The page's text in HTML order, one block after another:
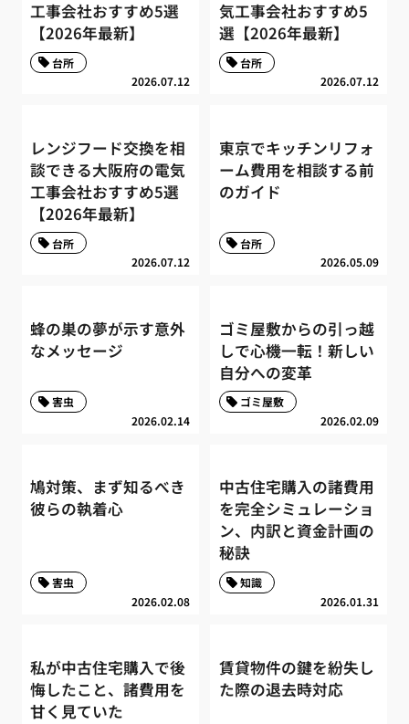
工事会社おすすめ5選
【2026年最新】
2026.07.12
台所
気工事会社おすすめ5
選【2026年最新】
2026.07.12
台所
レンジフード交換を相
談できる大阪府の電気
工事会社おすすめ5選
【2026年最新】
2026.07.12
台所
東京でキッチンリフォ
ーム費用を相談する前
のガイド
2026.05.09
台所
蜂の巣の夢が示す意外
なメッセージ
2026.02.14
害虫
ゴミ屋敷からの引っ越
しで心機一転！新しい
自分への変革
2026.02.09
ゴミ屋敷
鳩対策、まず知るべき
彼らの執着心
2026.02.08
害虫
中古住宅購入の諸費用
を完全シミュレーショ
ン、内訳と資金計画の
秘訣
2026.01.31
知識
私が中古住宅購入で後
悔したこと、諸費用を
甘く見ていた
賃貸物件の鍵を紛失し
た際の退去時対応